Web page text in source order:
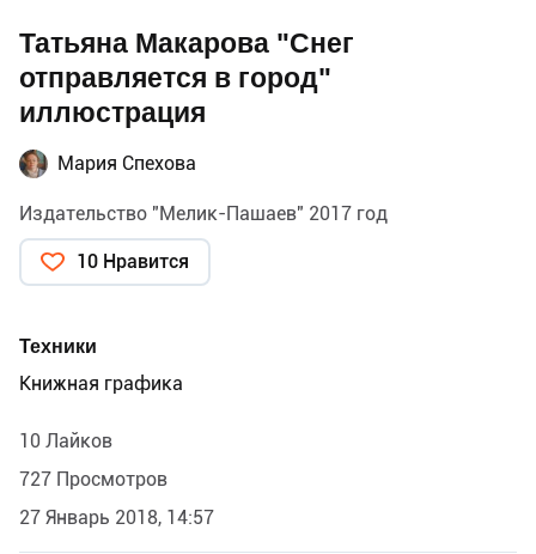
Татьяна Макарова "Снег
отправляется в город"
иллюстрация
Мария Спехова
Издательство "Мелик-Пашаев" 2017 год
10 Нравится
Техники
Книжная графика
10 Лайков
727 Просмотров
27 Январь 2018, 14:57